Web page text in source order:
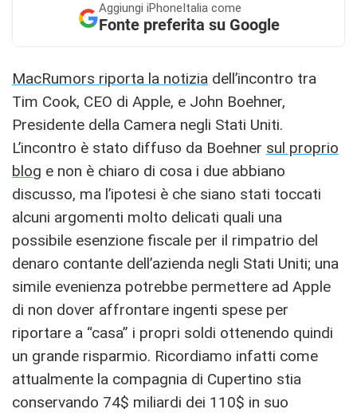
Aggiungi iPhoneItalia come
Fonte preferita su Google
MacRumors riporta la notizia dell’incontro tra
Tim Cook, CEO di Apple, e John Boehner,
Presidente della Camera negli Stati Uniti.
L’incontro è stato diffuso da Boehner sul proprio
blog e non è chiaro di cosa i due abbiano
discusso, ma l’ipotesi è che siano stati toccati
alcuni argomenti molto delicati quali una
possibile esenzione fiscale per il rimpatrio del
denaro contante dell’azienda negli Stati Uniti; una
simile evenienza potrebbe permettere ad Apple
di non dover affrontare ingenti spese per
riportare a “casa” i propri soldi ottenendo quindi
un grande risparmio. Ricordiamo infatti come
attualmente la compagnia di Cupertino stia
conservando 74$ miliardi dei 110$ in suo